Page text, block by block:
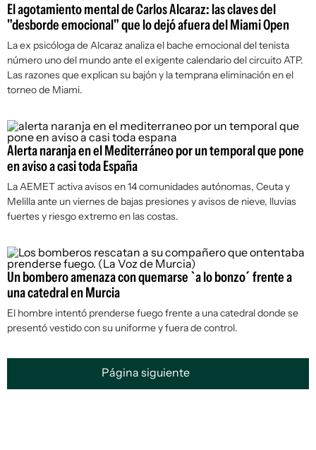
El agotamiento mental de Carlos Alcaraz: las claves del
"desborde emocional" que lo dejó afuera del Miami Open
La ex psicóloga de Alcaraz analiza el bache emocional del tenista
número uno del mundo ante el exigente calendario del circuito ATP.
Las razones que explican su bajón y la temprana eliminación en el
torneo de Miami.
Alerta naranja en el Mediterráneo por un temporal que pone
en aviso a casi toda España
La AEMET activa avisos en 14 comunidades autónomas, Ceuta y
Melilla ante un viernes de bajas presiones y avisos de nieve, lluvias
fuertes y riesgo extremo en las costas.
Un bombero amenaza con quemarse `a lo bonzo´ frente a
una catedral en Murcia
El hombre intentó prenderse fuego frente a una catedral donde se
presentó vestido con su uniforme y fuera de control.
Página siguiente